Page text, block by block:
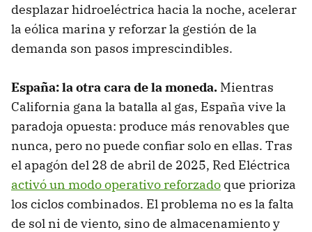
desplazar hidroeléctrica hacia la noche, acelerar
la eólica marina y reforzar la gestión de la
demanda son pasos imprescindibles.
España: la otra cara de la moneda. Mientras
California gana la batalla al gas, España vive la
paradoja opuesta: produce más renovables que
nunca, pero no puede confiar solo en ellas. Tras
el apagón del 28 de abril de 2025, Red Eléctrica
activó un modo operativo reforzado que prioriza
los ciclos combinados. El problema no es la falta
de sol ni de viento, sino de almacenamiento y